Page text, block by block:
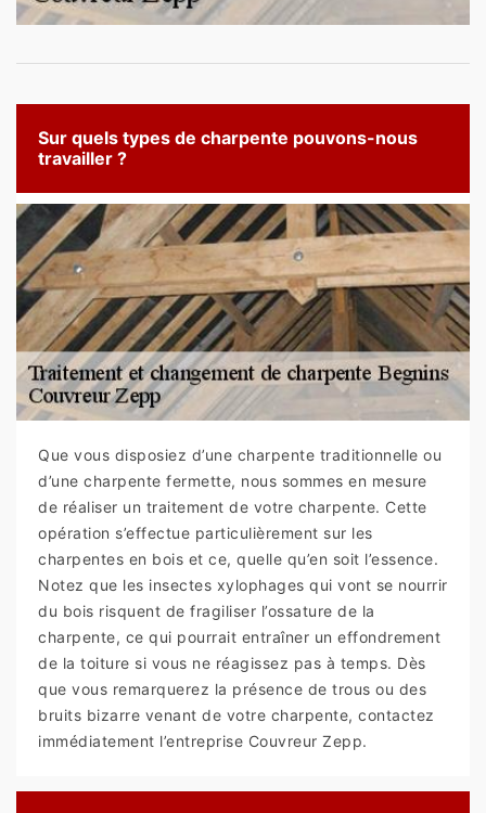
Sur quels types de charpente pouvons-nous
travailler ?
Que vous disposiez d’une charpente traditionnelle ou
d’une charpente fermette, nous sommes en mesure
de réaliser un traitement de votre charpente. Cette
opération s’effectue particulièrement sur les
charpentes en bois et ce, quelle qu’en soit l’essence.
Notez que les insectes xylophages qui vont se nourrir
du bois risquent de fragiliser l’ossature de la
charpente, ce qui pourrait entraîner un effondrement
de la toiture si vous ne réagissez pas à temps. Dès
que vous remarquerez la présence de trous ou des
bruits bizarre venant de votre charpente, contactez
immédiatement l’entreprise Couvreur Zepp.